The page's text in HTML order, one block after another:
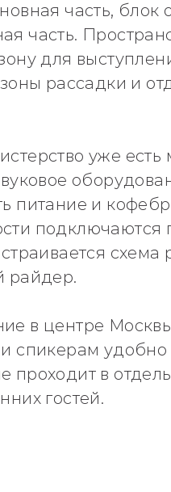
часть, блок
часть.
для
рассадки и
уже есть
питание и
подключаются
схема
райдер.
в центре Москвы
спикерам
проходит в
гостей.